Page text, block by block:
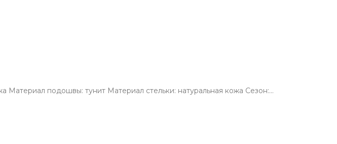
Материал подошвы: тунит Материал стельки: натуральная кожа Сезон:…